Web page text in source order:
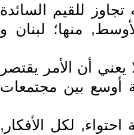
للقيم السائدة
منها؛ لبنان و
يعني أن الأمر يقتصر
أوسع بين مجتمعات
لكل الأفكار,